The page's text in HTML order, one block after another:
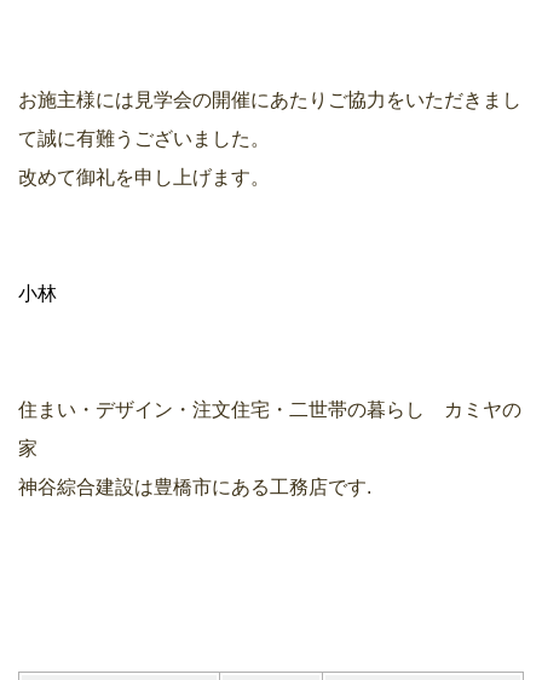
お施主様には見学会の開催にあたりご協力をいただきまし
て誠に有難うございました。
改めて御礼を申し上げます。
小林
住まい・デザイン・注文住宅・二世帯の暮らし カミヤの
家
神谷綜合建設は豊橋市にある工務店です.